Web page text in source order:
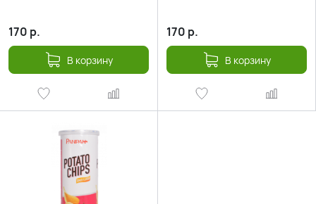
170 р.
В корзину
170 р.
В корзину